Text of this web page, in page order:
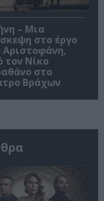
– Μια
στο έργο
Αριστοφάνη,
τον Νίκο
στο
Βράχων